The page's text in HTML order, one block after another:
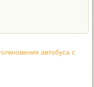
автобуса с